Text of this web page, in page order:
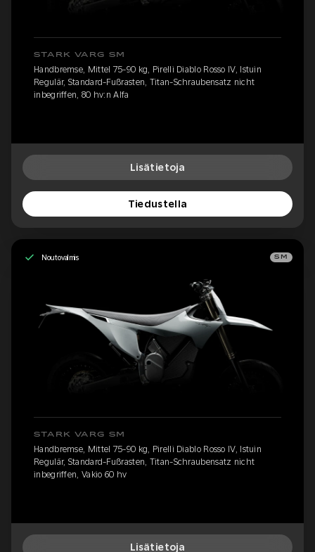
STARK VARG SM
Handbremse, Mittel 75-90 kg, Pirelli Diablo Rosso IV, Istuin
Regulär, Standard-Fußrasten, Titan-Schraubensatz nicht
inbegriffen, 80 hv:n Alfa
Lisätietoja
Tiedustella
Noutovalmis SM
STARK VARG SM
Handbremse, Mittel 75-90 kg, Pirelli Diablo Rosso IV, Istuin
Regulär, Standard-Fußrasten, Titan-Schraubensatz nicht
inbegriffen, Vakio 60 hv
Lisätietoja